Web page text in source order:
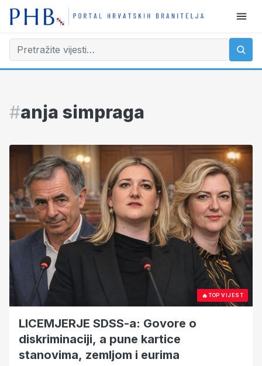
#anja simpraga
🔥TOP VIJEST
LICEMJERJE SDSS-a: Govore o
diskriminaciji, a pune kartice
stanovima, zemljom i eurima